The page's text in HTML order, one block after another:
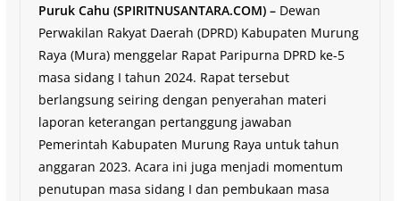
Puruk Cahu (SPIRITNUSANTARA.COM) –Dewan
Perwakilan Rakyat Daerah (DPRD) Kabupaten Murung
Raya (Mura) menggelar Rapat Paripurna DPRD ke-5
masa sidang I tahun 2024. Rapat tersebut
berlangsung seiring dengan penyerahan materi
laporan keterangan pertanggung jawaban
Pemerintah Kabupaten Murung Raya untuk tahun
anggaran 2023. Acara ini juga menjadi momentum
penutupan masa sidang I dan pembukaan masa